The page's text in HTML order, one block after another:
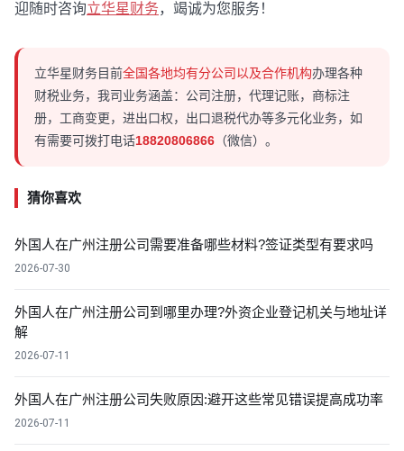
迎随时咨询立华星财务，竭诚为您服务！
立华星财务目前全国各地均有分公司以及合作机构办理各种
财税业务，我司业务涵盖：公司注册，代理记账，商标注
册，工商变更，进出口权，出口退税代办等多元化业务，如
有需要可拨打电话18820806866 （微信）。
猜你喜欢
外国人在广州注册公司需要准备哪些材料?签证类型有要求吗
2026-07-30
外国人在广州注册公司到哪里办理?外资企业登记机关与地址详
解
2026-07-11
外国人在广州注册公司失败原因:避开这些常见错误提高成功率
2026-07-11